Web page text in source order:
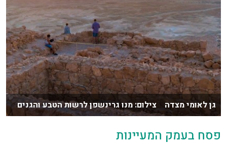
גן לאומי מצדה צילום: מנו גרינשפן לרשות הטבע והגנים
פסח בעמק המעיינות